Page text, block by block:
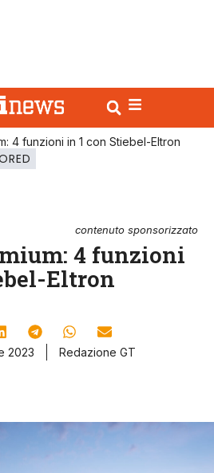
4 funzioni in 1 con Stiebel-Eltron
contenuto sponsorizzato
4 funzioni
Eltron
2023
Redazione GT